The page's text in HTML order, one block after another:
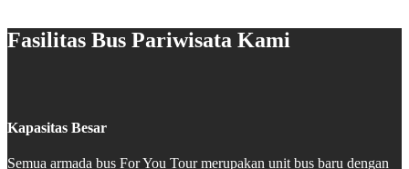
Fasilitas Bus Pariwisata Kami
Kapasitas Besar
Semua armada bus For You Tour merupakan unit bus baru dengan